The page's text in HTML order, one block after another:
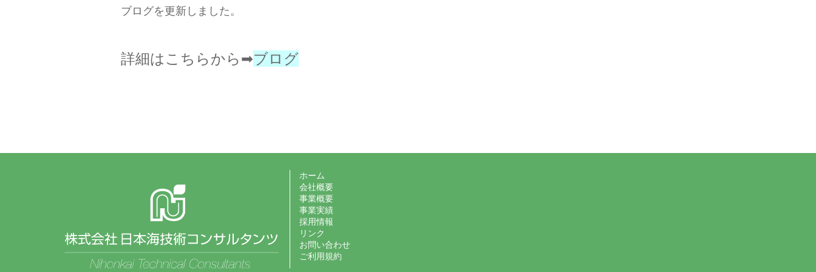
ブログを更新しました。
詳細はこちらから➡ブログ
ホーム
会社概要
事業概要
事業実績
採用情報
リンク
お問い合わせ
ご利用規約